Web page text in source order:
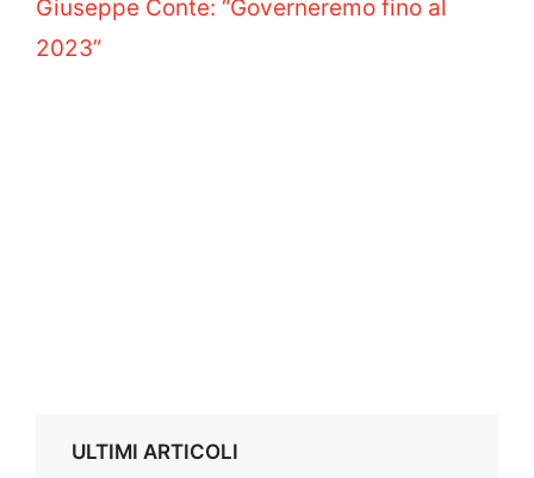
Giuseppe Conte: “Governeremo fino al
2023”
ULTIMI ARTICOLI